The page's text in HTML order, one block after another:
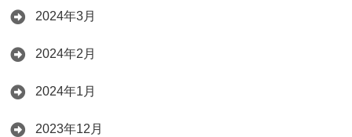
2024年3月
2024年2月
2024年1月
2023年12月